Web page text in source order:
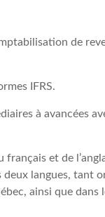
de
IFRS.
à avancées
français et de
langues, tant
ainsi que